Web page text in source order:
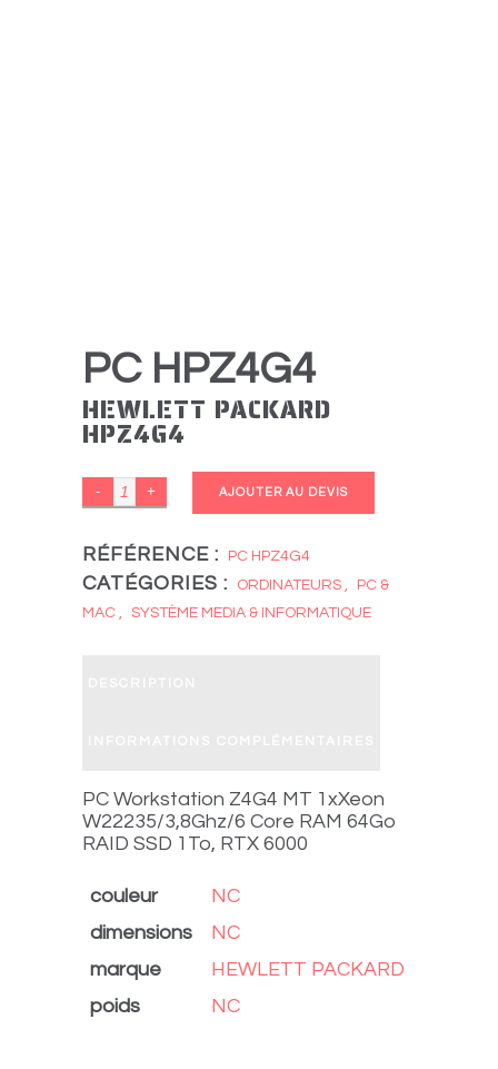
PC HPZ4G4
HEWLETT PACKARD
HPZ4G4
HEWLETT
HPZ4G4
quantity
AJOUTER AU DEVIS
RÉFÉRENCE : PC HPZ4G4
CATÉGORIES : ORDINATEURS ,
PC &
MAC , SYSTÈME MEDIA & INFORMATIQUE
PC Workstation Z4G4 MT 1xXeon
W22235/3,8Ghz/6 Core RAM 64Go
RAID SSD 1To, RTX 6000
couleur
NC
dimensions
NC
marque
HEWLETT PACKARD
poids
NC